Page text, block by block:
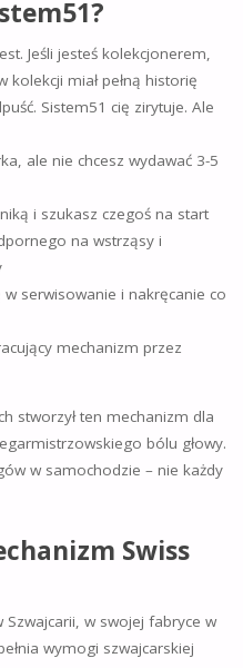
Jeśli jesteś kolekcjonerem,
miał pełną historię
Sistem51 cię zirytuje. Ale
ale nie chcesz wydawać 3-5
i szukasz czegoś na start
na wstrząsy i
serwisowanie i nakręcanie co
mechanizm przez
stworzył ten mechanizm dla
bólu głowy.
w samochodzie – nie każdy
Swiss
w swojej fabryce w
wymogi szwajcarskiej